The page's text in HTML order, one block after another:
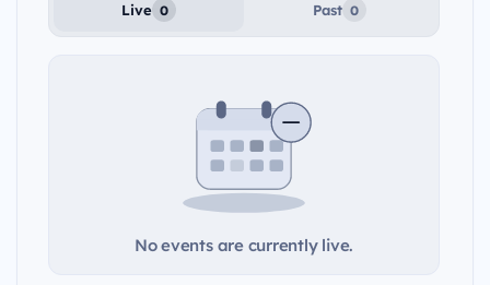
Live 0 Past 0
No events are currently live.